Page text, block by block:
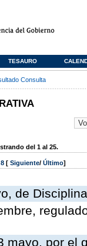
TESAURO
Consulta
del 1 al 25.
8 [ Siguiente/ Último]
de
mayo, por el